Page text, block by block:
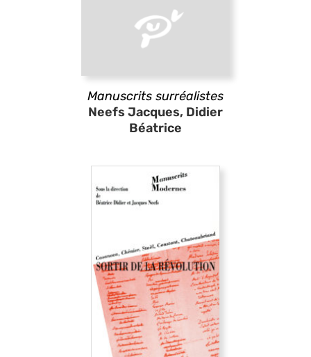
Manuscrits surréalistes
Neefs Jacques, Didier
Béatrice